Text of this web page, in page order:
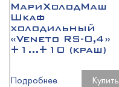
МариХолодМаш
Шкаф
холодильный
«Veneto RS-0,4»
+1...+10 (краш)
Подробнее Купить